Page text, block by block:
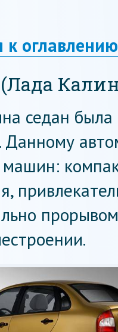
к оглавлению
(Лада
седан была
Данному